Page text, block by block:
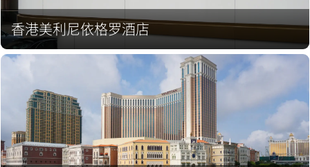
香港美利尼依格罗酒店